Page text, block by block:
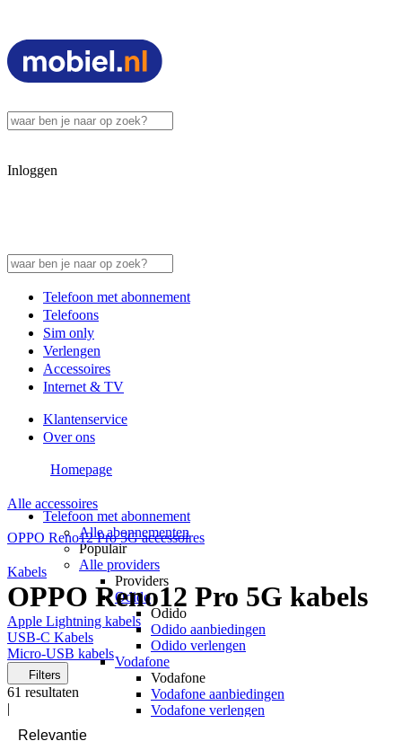
Inloggen
Telefoon met abonnement
Telefoons
Sim only
Verlengen
Accessoires
Internet & TV
Klantenservice
Over ons
Telefoon met abonnement
Alle abonnementen
Populair
Alle providers
Providers
Odido
Odido
Odido aanbiedingen
Odido verlengen
Vodafone
Vodafone
Vodafone aanbiedingen
Vodafone verlengen
Homepage
Alle accessoires
OPPO Reno12 Pro 5G accessoires
Kabels
OPPO Reno12 Pro 5G kabels
Apple Lightning kabels
USB-C Kabels
Micro-USB kabels
Filters
61 resultaten
|